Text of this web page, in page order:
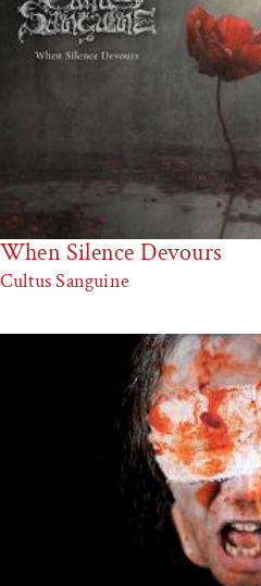
When Silence Devours
Cultus Sanguine